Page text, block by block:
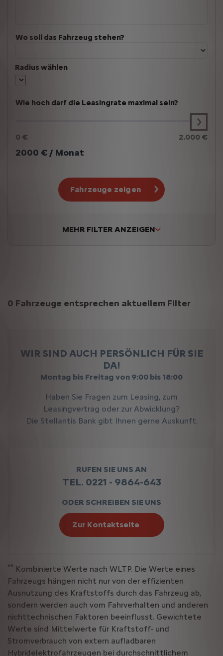
Wo soll das Fahrzeug stehen?
Radius wählen
Wie hoch darf die Leasingrate maximal sein?
0 € 2.000 €
2000 € / Monat
Fahrzeuge zeigen
MEHR FILTER ANZEIGEN
Suchergebnisse
0 Fahrzeuge entsprechen aktuellem Filter
WIR SIND AUCH PERSÖNLICH FÜR SIE
DA!
Montag bis Freitag von 9:00 bis 18:00
Haben Sie Fragen zum Leasing, zum
Leasingvertrag oder zur Abwicklung?
Die Stellantis Bank gibt Ihnen gerne Auskunft.
RUFEN SIE UNS AN
TEL. 0221 - 9864-643
ODER SCHREIBEN SIE UNS
Zur Kontaktseite
** Kombinierte Werte nach WLTP. Die Werte eines
Fahrzeugs hängen nicht nur von der effizienten
Ausnutzung des Kraftstoffs durch das Fahrzeug ab,
sondern werden auch vom Fahrverhalten und anderen
nichttechnischen Faktoren beeinflusst. Gewichtete
Werte sind Mittelwerte für Kraftstoff- und
Stromverbrauch von extern aufladbaren
Hybridelektrofahrzeugen bei durchschnittlichem